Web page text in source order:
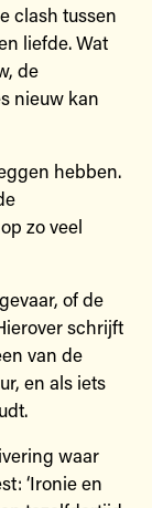
clash tussen
liefde. Wat
de
nieuw kan
hebben.
zo veel
of de
schrijft
van de
en als iets
waar
‘Ironie en